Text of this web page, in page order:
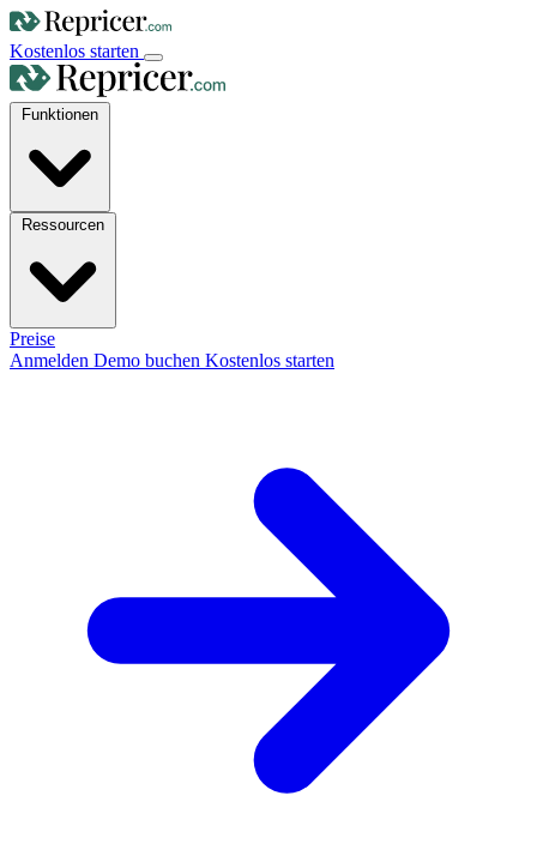
Kostenlos starten
Preise
Anmelden Demo buchen Kostenlos starten